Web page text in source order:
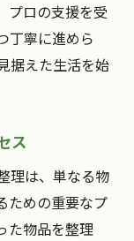
プロの支援を受
丁寧に進めら
据えた生活を始
ス
理は、単なる物
ための重要なプ
た物品を整理